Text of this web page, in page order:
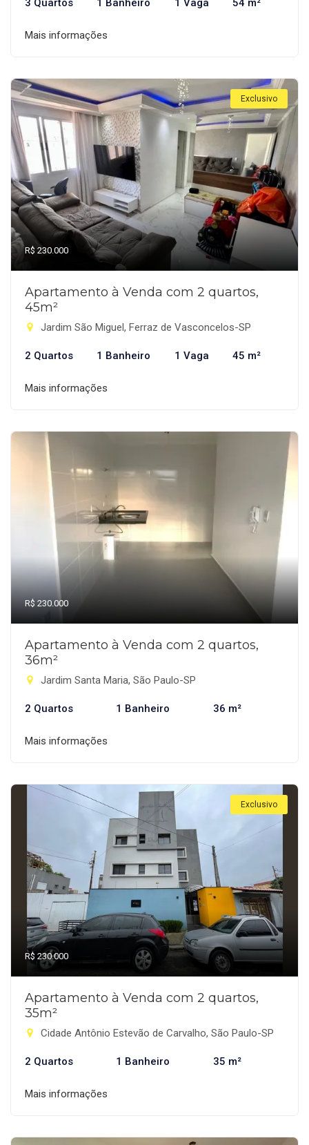
3 Quartos 1 Banheiro 1 Vaga 54 m²
Mais informações
Exclusivo
R$ 230.000
Apartamento à Venda com 2 quartos,
45m²
Jardim São Miguel, Ferraz de Vasconcelos-SP
2 Quartos 1 Banheiro 1 Vaga 45 m²
Mais informações
R$ 230.000
Apartamento à Venda com 2 quartos,
36m²
Jardim Santa Maria, São Paulo-SP
2 Quartos 1 Banheiro 36 m²
Mais informações
Exclusivo
R$ 230.000
Apartamento à Venda com 2 quartos,
35m²
Cidade Antônio Estevão de Carvalho, São Paulo-SP
2 Quartos 1 Banheiro 35 m²
Mais informações